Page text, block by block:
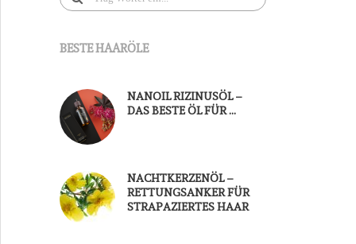
BESTE HAARÖLE
NANOIL RIZINUSÖL –
DAS BESTE ÖL FÜR …
NACHTKERZENÖL –
RETTUNGSANKER FÜR
STRAPAZIERTES HAAR